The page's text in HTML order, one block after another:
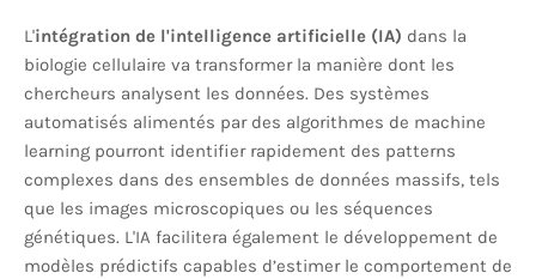
L'intégration de l'intelligence artificielle (IA) dans la
biologie cellulaire va transformer la manière dont les
chercheurs analysent les données. Des systèmes
automatisés alimentés par des algorithmes de machine
learning pourront identifier rapidement des patterns
complexes dans des ensembles de données massifs, tels
que les images microscopiques ou les séquences
génétiques. L'IA facilitera également le développement de
modèles prédictifs capables d’estimer le comportement de